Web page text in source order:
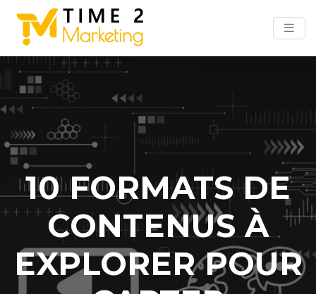
10 FORMATS DE
CONTENUS À
EXPLORER POUR